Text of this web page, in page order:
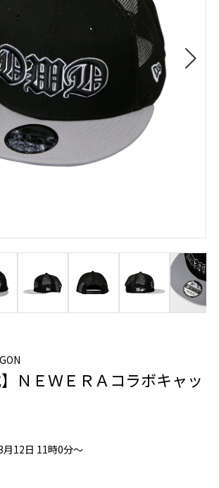
】ＮＥＷＥＲＡコラボキャッ
12日 11時0分～